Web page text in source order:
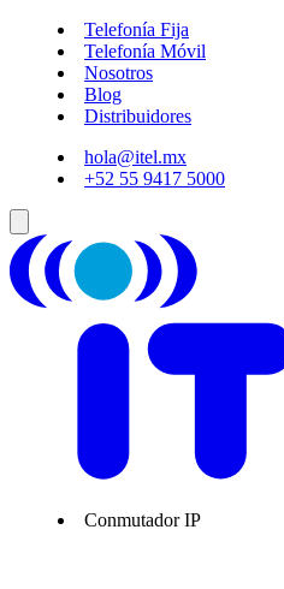
Telefonía Fija
Telefonía Móvil
Nosotros
Blog
Distribuidores
hola@itel.mx
+52 55 9417 5000
Conmutador IP